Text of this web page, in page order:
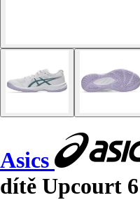
Asics
dítě Upcourt